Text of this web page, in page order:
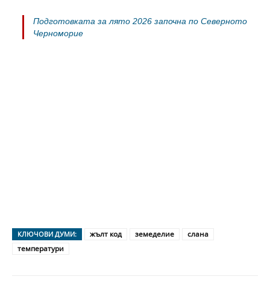
Подготовката за лято 2026 започна по Северното
Черноморие
КЛЮЧОВИ ДУМИ: жълт код земеделие
слана
температури